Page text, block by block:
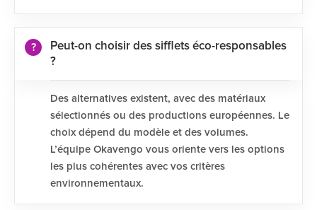
Peut-on choisir des sifflets éco-responsables
?
Des alternatives existent, avec des matériaux
sélectionnés ou des productions européennes. Le
choix dépend du modèle et des volumes.
L’équipe Okavengo vous oriente vers les options
les plus cohérentes avec vos critères
environnementaux.